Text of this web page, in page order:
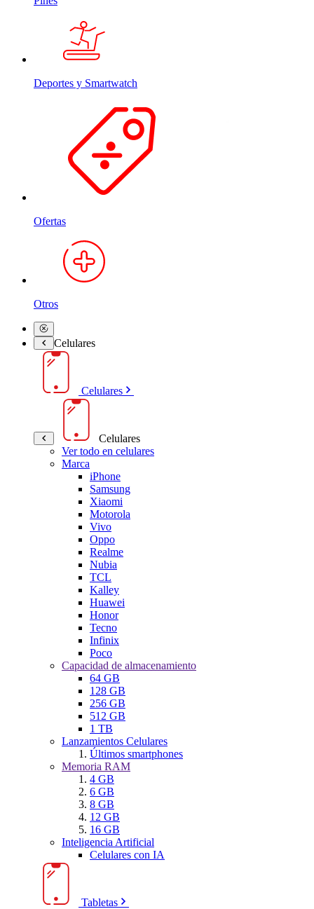
Deportes y Smartwatch
Ofertas
Otros
Celulares
Celulares
Celulares
Ver todo en celulares
Marca
iPhone
Samsung
Xiaomi
Motorola
Vivo
Oppo
Realme
Nubia
TCL
Kalley
Huawei
Honor
Tecno
Infinix
Poco
Capacidad de almacenamiento
64 GB
128 GB
256 GB
512 GB
1 TB
Lanzamientos Celulares
Últimos smartphones
Memoria RAM
4 GB
6 GB
8 GB
12 GB
16 GB
Inteligencia Artificial
Celulares con IA
Tabletas